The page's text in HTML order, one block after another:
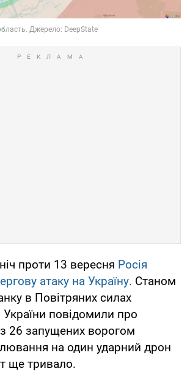
проти 13 вересня Росія
атаку на Україну. Станом
в Повітряних силах
повідомили про
26 запущених ворогом
на один ударний дрон
ще тривало.